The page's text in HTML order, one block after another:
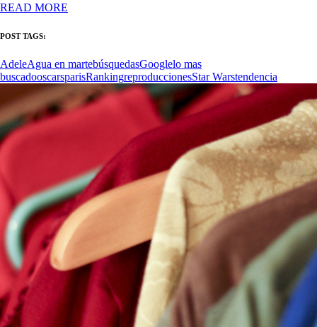
READ MORE
POST TAGS:
AdeleAgua en martebúsquedasGooglelo mas
buscadooscarsparisRankingreproduccionesStar Warstendencia